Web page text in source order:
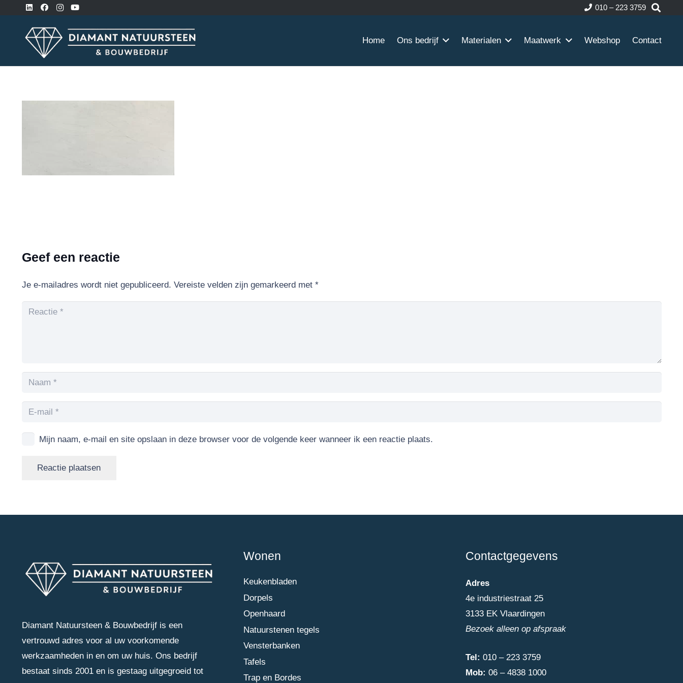
010 – 223 3759
Home Ons bedrijf Materialen Maatwerk Webshop Contact
Geef een reactie
Je e-mailadres wordt niet gepubliceerd. Vereiste velden zijn gemarkeerd met *
Mijn naam, e-mail en site opslaan in deze browser voor de volgende keer wanneer ik een reactie plaats.
Reactie plaatsen
Diamant Natuursteen & Bouwbedrijf is een
vertrouwd adres voor al uw voorkomende
werkzaamheden in en om uw huis. Ons bedrijf
bestaat sinds 2001 en is gestaag uitgegroeid tot
Wonen
Keukenbladen
Dorpels
Openhaard
Natuurstenen tegels
Vensterbanken
Tafels
Trap en Bordes
Contactgegevens
Adres
4e industriestraat 25
3133 EK Vlaardingen
Bezoek alleen op afspraak
Tel: 010 – 223 3759
Mob: 06 – 4838 1000